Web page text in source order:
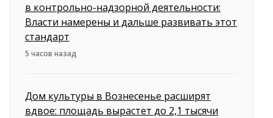
в контрольно-надзорной деятельности:
Власти намерены и дальше развивать этот
стандарт
5 часов назад
Дом культуры в Вознесенье расширят
вдвое: площадь вырастет до 2,1 тысячи